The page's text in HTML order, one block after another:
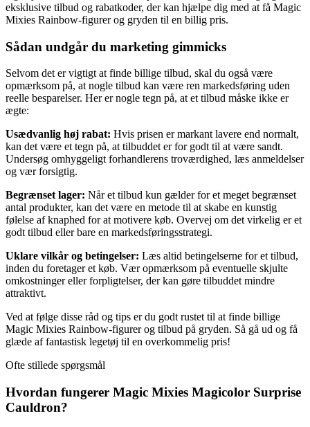
eksklusive tilbud og rabatkoder, der kan hjælpe dig med at få Magic
Mixies Rainbow-figurer og gryden til en billig pris.
Sådan undgår du marketing gimmicks
Selvom det er vigtigt at finde billige tilbud, skal du også være
opmærksom på, at nogle tilbud kan være ren markedsføring uden
reelle besparelser. Her er nogle tegn på, at et tilbud måske ikke er
ægte:
Usædvanlig høj rabat: Hvis prisen er markant lavere end normalt,
kan det være et tegn på, at tilbuddet er for godt til at være sandt.
Undersøg omhyggeligt forhandlerens troværdighed, læs anmeldelser
og vær forsigtig.
Begrænset lager: Når et tilbud kun gælder for et meget begrænset
antal produkter, kan det være en metode til at skabe en kunstig
følelse af knaphed for at motivere køb. Overvej om det virkelig er et
godt tilbud eller bare en markedsføringsstrategi.
Uklare vilkår og betingelser: Læs altid betingelserne for et tilbud,
inden du foretager et køb. Vær opmærksom på eventuelle skjulte
omkostninger eller forpligtelser, der kan gøre tilbuddet mindre
attraktivt.
Ved at følge disse råd og tips er du godt rustet til at finde billige
Magic Mixies Rainbow-figurer og tilbud på gryden. Så gå ud og få
glæde af fantastisk legetøj til en overkommelig pris!
Ofte stillede spørgsmål
Hvordan fungerer Magic Mixies Magicolor Surprise
Cauldron?